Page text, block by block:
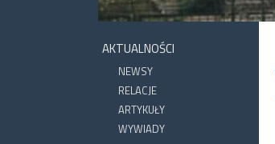
AKTUALNOŚCI
NEWSY
RELACJE
ARTYKUŁY
WYWIADY